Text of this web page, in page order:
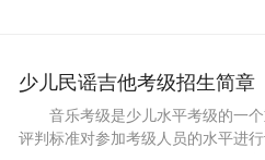
少儿民谣吉他考级招生简章
音乐考级是少儿水平考级的一个
评判标准对参加考级人员的水平进